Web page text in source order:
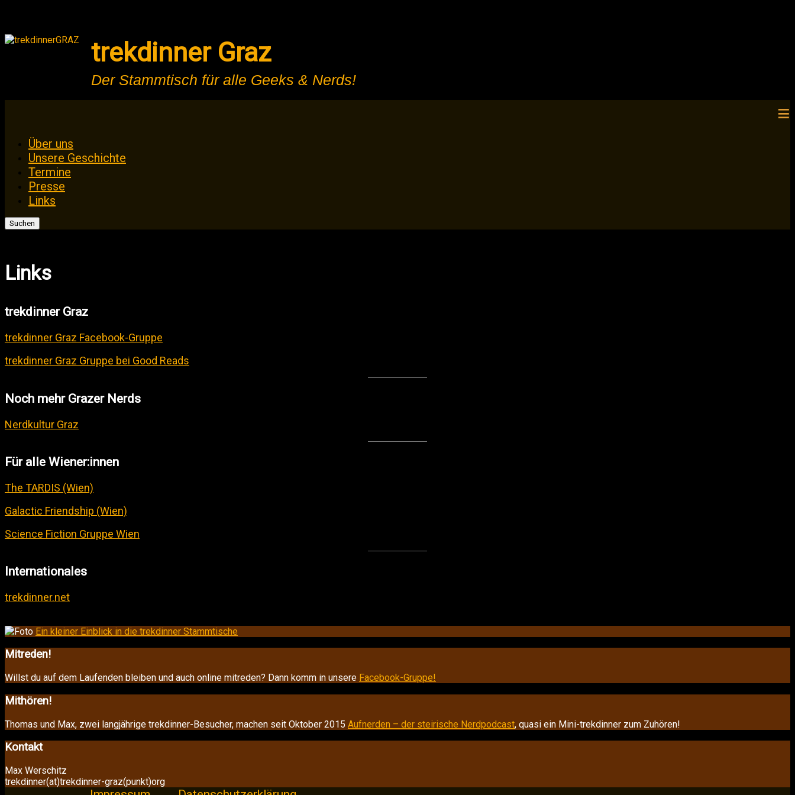
trekdinner Graz
Der Stammtisch für alle Geeks & Nerds!
Zum
springen
Über uns
Unsere Geschichte
Termine
Presse
Links
Suchen
Links
trekdinner Graz
trekdinner Graz Facebook-Gruppe
trekdinner Graz Gruppe bei Good Reads
Noch mehr Grazer Nerds
Nerdkultur Graz
Für alle Wiener:innen
The TARDIS (Wien)
Galactic Friendship (Wien)
Science Fiction Gruppe Wien
Internationales
trekdinner.net
Ein kleiner Einblick in die trekdinner Stammtische
Mitreden!
Willst du auf dem Laufenden bleiben und auch online mitreden? Dann komm in unsere Facebook-Gruppe!
Mithören!
Thomas und Max, zwei langjährige trekdinner-Besucher, machen seit Oktober 2015 Aufnerden – der steirische Nerdpodcast, quasi ein Mini-trekdinner zum Zuhören!
Kontakt
Max Werschitz
trekdinner(at)trekdinner-graz(punkt)org